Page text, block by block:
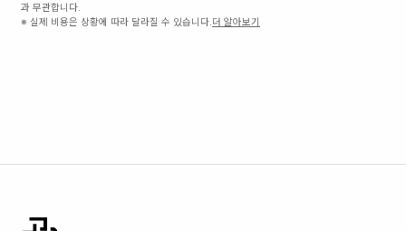
과 무관합니다.
※ 실제 비용은 상황에 따라 달라질 수 있습니다.더 알아보기